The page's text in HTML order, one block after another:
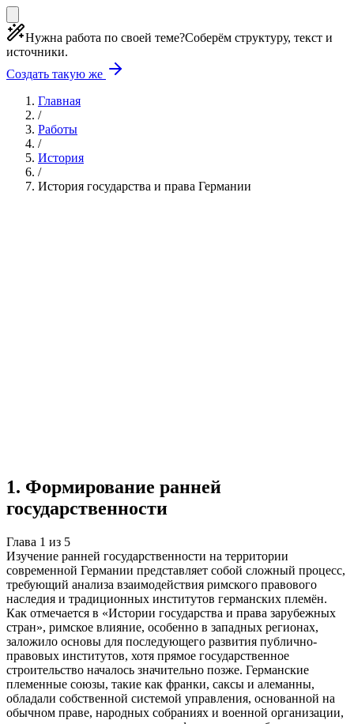
Нужна работа по своей теме?Соберём структуру, текст и
источники.
Создать такую же
Главная
/
Работы
/
История
/
История государства и права Германии
1. Формирование ранней
государственности
Глава 1 из 5
Изучение ранней государственности на территории
современной Германии представляет собой сложный процесс,
требующий анализа взаимодействия римского правового
наследия и традиционных институтов германских племён.
Как отмечается в «Истории государства и права зарубежных
стран», римское влияние, особенно в западных регионах,
заложило основы для последующего развития публично-
правовых институтов, хотя прямое государственное
строительство началось значительно позже. Германские
племенные союзы, такие как франки, саксы и алеманны,
обладали собственной системой управления, основанной на
обычном праве, народных собраниях и военной организации,